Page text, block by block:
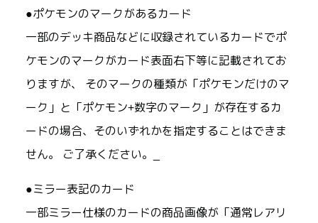
●ポケモンのマークがあるカード
一部のデッキ商品などに収録されているカードでポ
ケモンのマークがカード表面右下等に記載されてお
りますが、 そのマークの種類が「ポケモンだけのマ
ーク」と「ポケモン+数字のマーク」が存在するカ
ードの場合、そのいずれかを指定することはできま
せん。 ご了承ください。_
●ミラー表記のカード
一部ミラー仕様のカードの商品画像が「通常レアリ